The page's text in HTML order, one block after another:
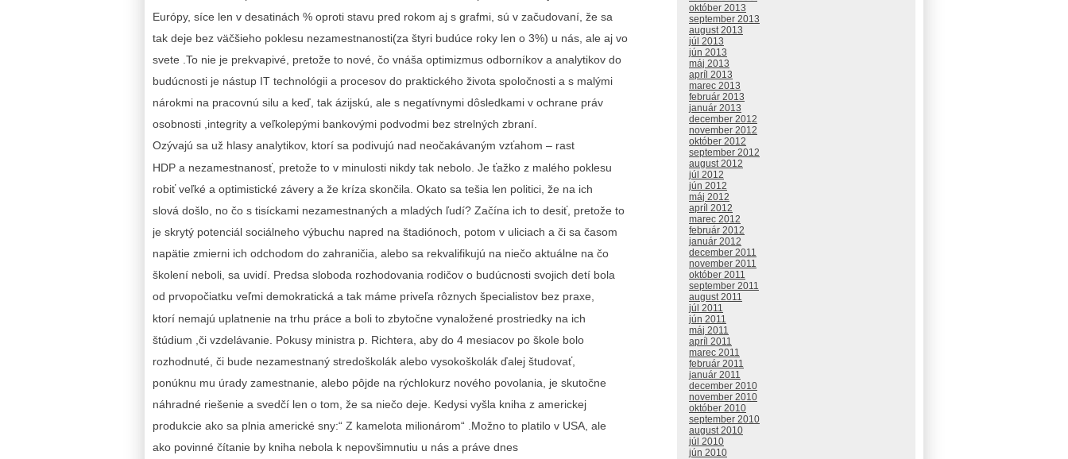
Európy, síce len v desatinách % oproti stavu pred rokom aj s grafmi, sú v začudovaní, že sa
tak deje bez väčšieho poklesu nezamestnanosti(za štyri budúce roky len o 3%) u nás, ale aj vo
svete .To nie je prekvapivé, pretože to nové, čo vnáša optimizmus odborníkov a analytikov do
budúcnosti je nástup IT technológii a procesov do praktického života spoločnosti a s malými
nárokmi na pracovnú silu a keď, tak ázijskú, ale s negatívnymi dôsledkami v ochrane práv
osobnosti ,integrity a veľkolepými bankovými podvodmi bez strelných zbraní.
Ozývajú sa už hlasy analytikov, ktorí sa podivujú nad neočakávaným vzťahom – rast
HDP a nezamestnanosť, pretože to v minulosti nikdy tak nebolo. Je ťažko z malého poklesu
robiť veľké a optimistické závery a že kríza skončila. Okato sa tešia len politici, že na ich
slová došlo, no čo s tisíckami nezamestnaných a mladých ľudí? Začína ich to desiť, pretože to
je skrytý potenciál sociálneho výbuchu napred na štadiónoch, potom v uliciach a či sa časom
napätie zmierni ich odchodom do zahraničia, alebo sa rekvalifikujú na niečo aktuálne na čo
školení neboli, sa uvidí. Predsa sloboda rozhodovania rodičov o budúcnosti svojich detí bola
od prvopočiatku veľmi demokratická a tak máme priveľa rôznych špecialistov bez praxe,
ktorí nemajú uplatnenie na trhu práce a boli to zbytočne vynaložené prostriedky na ich
štúdium ,či vzdelávanie. Pokusy ministra p. Richtera, aby do 4 mesiacov po škole bolo
rozhodnuté, či bude nezamestnaný stredoškolák alebo vysokoškolák ďalej študovať,
ponúknu mu úrady zamestnanie, alebo pôjde na rýchlokurz nového povolania, je skutočne
náhradné riešenie a svedčí len o tom, že sa niečo deje. Kedysi vyšla kniha z americkej
produkcie ako sa plnia americké sny:“ Z kamelota milionárom“ .Možno to platilo v USA, ale
ako povinné čítanie by kniha nebola k nepovšimnutiu u nás a práve dnes
október 2013
september 2013
august 2013
júl 2013
jún 2013
máj 2013
apríl 2013
marec 2013
február 2013
január 2013
december 2012
november 2012
október 2012
september 2012
august 2012
júl 2012
jún 2012
máj 2012
apríl 2012
marec 2012
február 2012
január 2012
december 2011
november 2011
október 2011
september 2011
august 2011
júl 2011
jún 2011
máj 2011
apríl 2011
marec 2011
február 2011
január 2011
december 2010
november 2010
október 2010
september 2010
august 2010
júl 2010
jún 2010